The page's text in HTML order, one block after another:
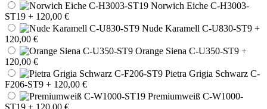
Norwich Eiche C-H3003-
ST19 + 120,00 €
Nude Karamell C-U830-ST9 +
120,00 €
Orange Siena C-U350-ST9 +
120,00 €
Pietra Grigia Schwarz C-
F206-ST9 + 120,00 €
Premiumweiß C-W1000-